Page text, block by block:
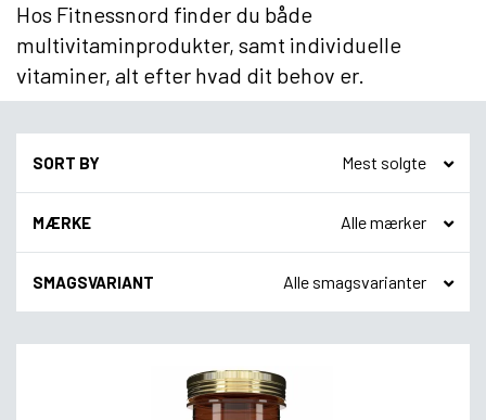
Hos Fitnessnord finder du både
multivitaminprodukter, samt individuelle
vitaminer, alt efter hvad dit behov er.
SORT BY
MÆRKE
SMAGSVARIANT